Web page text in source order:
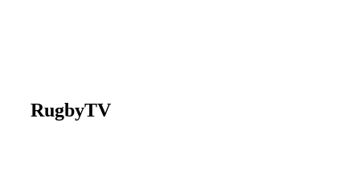
RugbyTV